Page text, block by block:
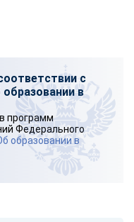
с
в
программ
Федерального
образовании в